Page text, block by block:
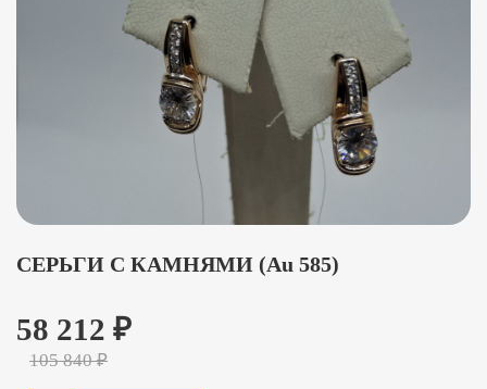
СЕРЬГИ С КАМНЯМИ (Au 585)
58 212 ₽
105 840₽